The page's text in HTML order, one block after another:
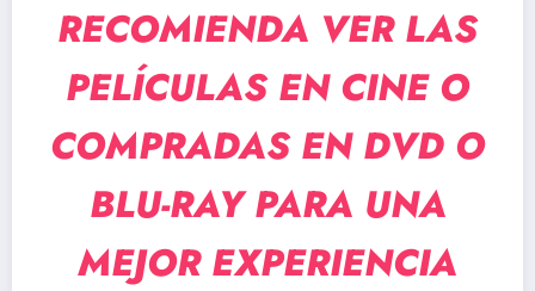
RECOMIENDA VER LAS
PELÍCULAS EN CINE O
COMPRADAS EN DVD O
BLU-RAY PARA UNA
MEJOR EXPERIENCIA